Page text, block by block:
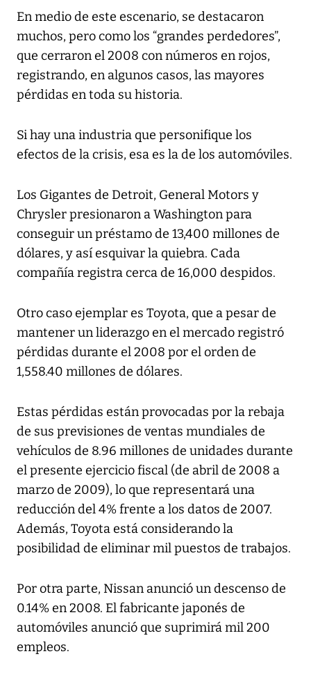
En medio de este escenario, se destacaron
muchos, pero como los “grandes perdedores”,
que cerraron el 2008 con números en rojos,
registrando, en algunos casos, las mayores
pérdidas en toda su historia.
Si hay una industria que personifique los
efectos de la crisis, esa es la de los automóviles.
Los Gigantes de Detroit, General Motors y
Chrysler presionaron a Washington para
conseguir un préstamo de 13,400 millones de
dólares, y así esquivar la quiebra. Cada
compañía registra cerca de 16,000 despidos.
Otro caso ejemplar es Toyota, que a pesar de
mantener un liderazgo en el mercado registró
pérdidas durante el 2008 por el orden de
1,558.40 millones de dólares.
Estas pérdidas están provocadas por la rebaja
de sus previsiones de ventas mundiales de
vehículos de 8.96 millones de unidades durante
el presente ejercicio fiscal (de abril de 2008 a
marzo de 2009), lo que representará una
reducción del 4% frente a los datos de 2007.
Además, Toyota está considerando la
posibilidad de eliminar mil puestos de trabajos.
Por otra parte, Nissan anunció un descenso de
0.14% en 2008. El fabricante japonés de
automóviles anunció que suprimirá mil 200
empleos.